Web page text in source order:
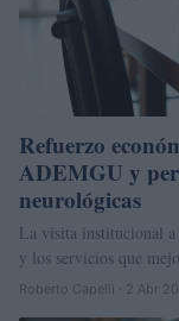
Refuerzo
ADEMGU y
neurológicas
La visita institucional
y los servicios que
Roberto Capelli · 2 Abr